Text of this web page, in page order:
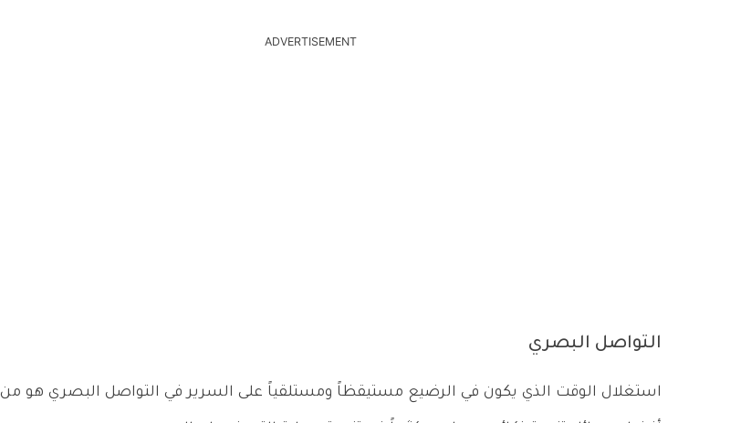
ADVERTISEMENT
التواصل البصري
استغلال الوقت الذي يكون في الرضيع مستيقظاً ومستلقياً على السرير في التواصل البصري هو من